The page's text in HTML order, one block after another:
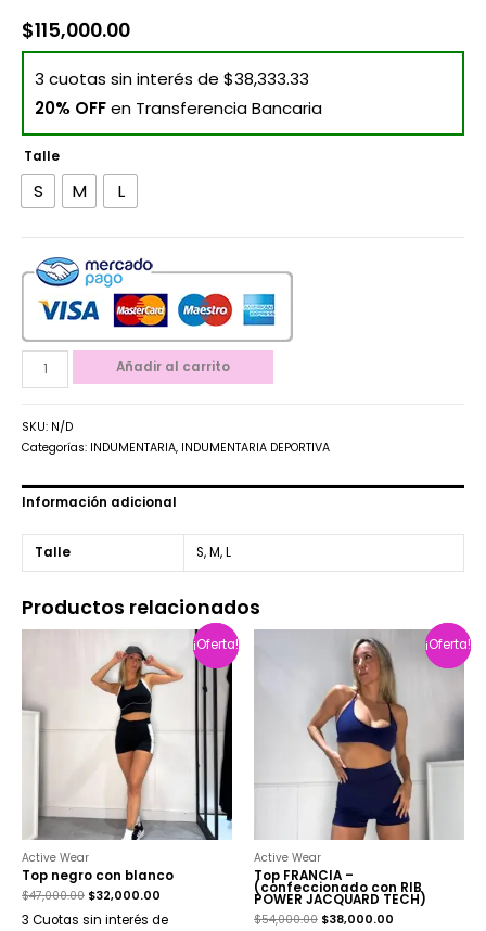
$115,000.00
3 cuotas sin interés de $38,333.33
20% OFFen Transferencia Bancaria
Talle
S M L
Añadir al carrito
SKU: N/D
Categorías: INDUMENTARIA, INDUMENTARIA DEPORTIVA
Información adicional
Talle S, M, L
Productos relacionados
¡Oferta!
¡Oferta!
Active Wear
Top negro con blanco
$47,000.00 $32,000.00
3 Cuotas sin interés de
¡Oferta!
¡Oferta!
Active Wear
Top FRANCIA –
(confeccionado con RIB
POWER JACQUARD TECH)
$54,000.00 $38,000.00